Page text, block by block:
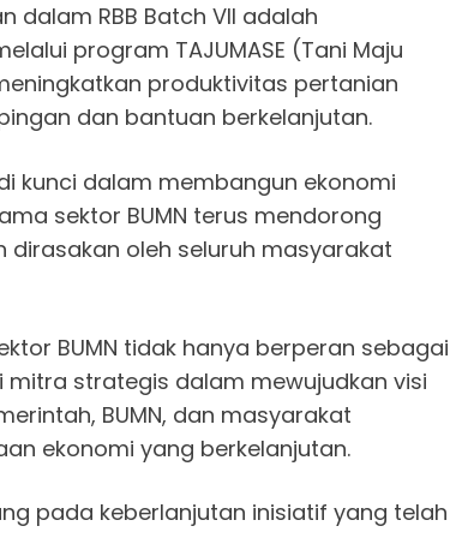
dalam RBB Batch VII adalah
program TAJUMASE (Tani Maju
produktivitas pertanian
dan bantuan berkelanjutan.
kunci dalam membangun ekonomi
sektor BUMN terus mendorong
oleh seluruh masyarakat
BUMN tidak hanya berperan sebagai
strategis dalam mewujudkan visi
BUMN, dan masyarakat
ekonomi yang berkelanjutan.
pada keberlanjutan inisiatif yang telah